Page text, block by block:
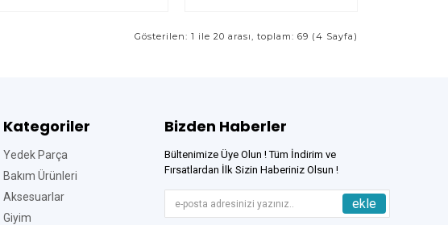
Gösterilen: 1 ile 20 arası, toplam: 69 (4 Sayfa)
Kategoriler
Yedek Parça
Bakım Ürünleri
Aksesuarlar
Giyim
Bizden Haberler
Bültenimize Üye Olun ! Tüm İndirim ve
Fırsatlardan İlk Sizin Haberiniz Olsun !
ekle